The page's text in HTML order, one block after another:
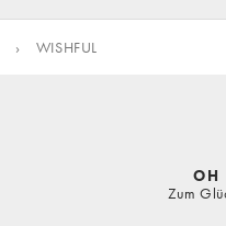
› WISHFUL
OH
Zum